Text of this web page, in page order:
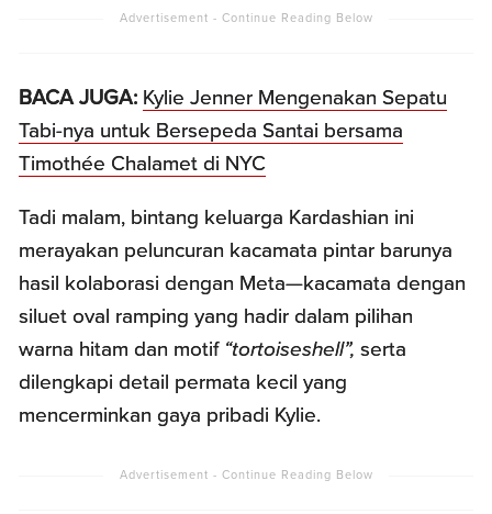
BACA JUGA: Kylie Jenner Mengenakan Sepatu
Tabi-nya untuk Bersepeda Santai bersama
Timothée Chalamet di NYC
Tadi malam, bintang keluarga Kardashian ini
merayakan peluncuran kacamata pintar barunya
hasil kolaborasi dengan Meta—kacamata dengan
siluet oval ramping yang hadir dalam pilihan
warna hitam dan motif “tortoiseshell”, serta
dilengkapi detail permata kecil yang
mencerminkan gaya pribadi Kylie.